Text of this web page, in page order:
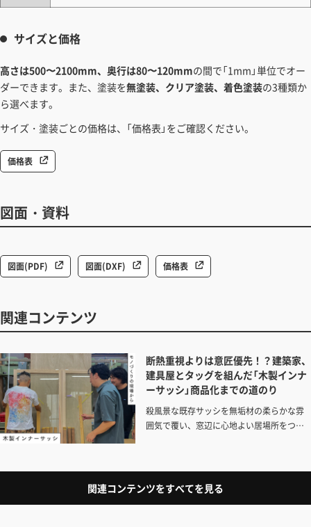
サイズと価格
高さは500〜2100mm、奥行は80〜120mmの間で「1mm」単位でオー
ダーできます。また、塗装を無塗装、クリア塗装、着色塗装の3種類か
ら選べます。
サイズ・塗装ごとの価格は、「価格表」をご確認ください。
価格表
図面・資料
図面(PDF) 図面(DXF) 価格表
関連コンテンツ
断熱重視よりは意匠優先！？建築家、
建具屋とタッグを組んだ「木製インナ
ーサッシ」商品化までの道のり
殺風景な既存サッシを無垢材の柔らかな雰
囲気で覆い、窓辺に心地よい居場所をつく
OFFプロジェクト第2弾です。開発パートナ
ーの建築家の清水忠昭さんと、ともに伴走
関連コンテンツをすべてを見る